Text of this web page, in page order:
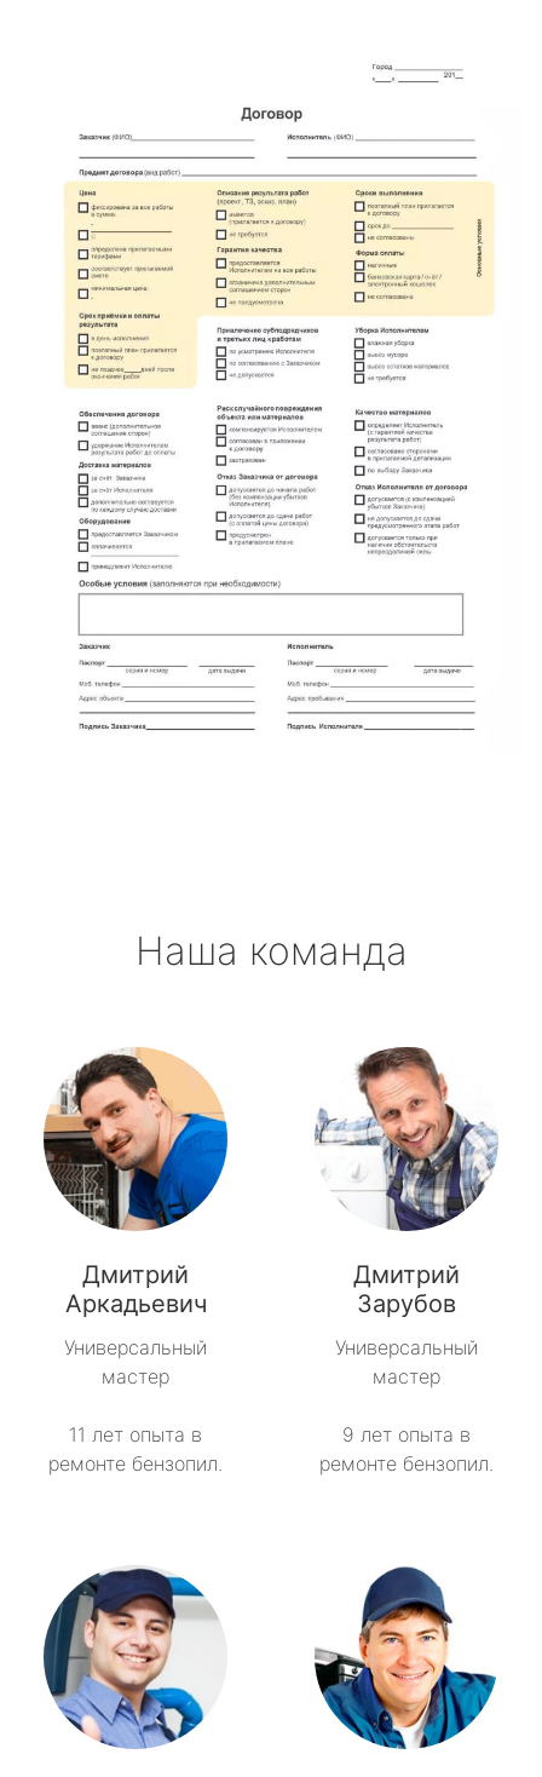
Наша команда
Дмитрий
Аркадьевич
Универсальный
мастер
11 лет опыта в
ремонте бензопил.
Дмитрий
Зарубов
Универсальный
мастер
9 лет опыта в
ремонте бензопил.